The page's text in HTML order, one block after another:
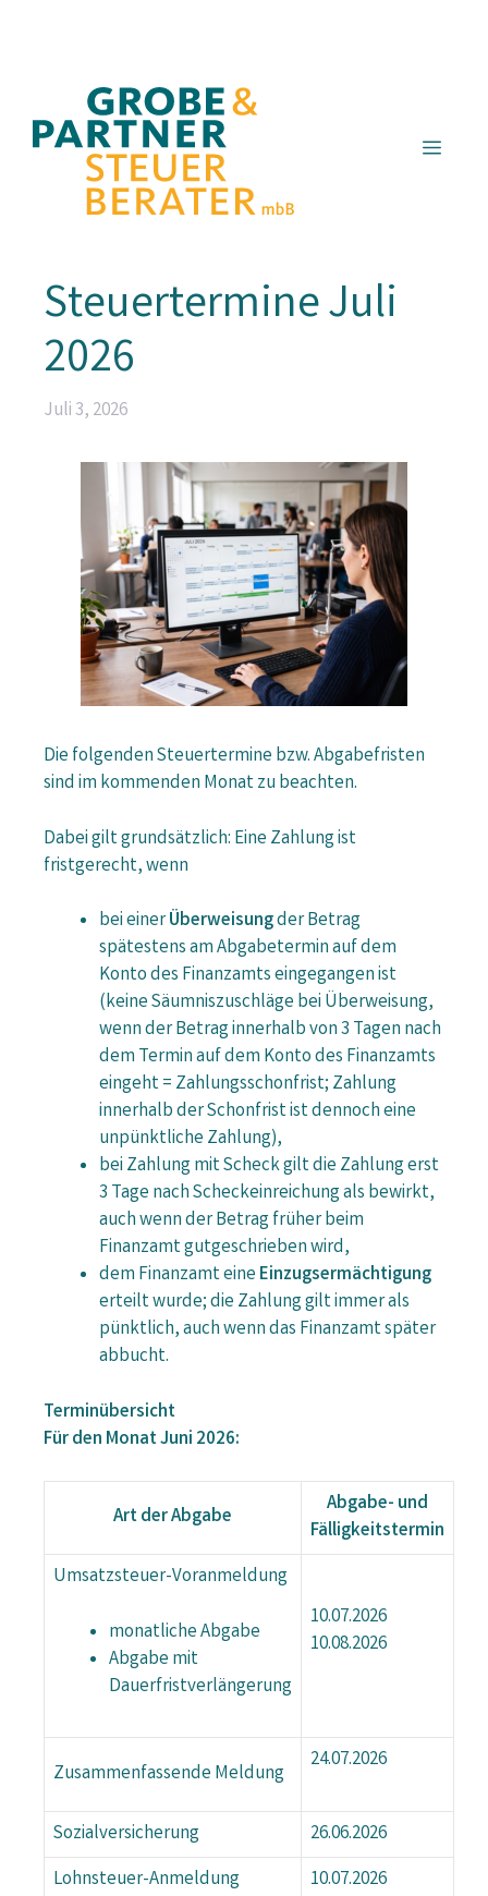
Menü
Steuertermine Juli
2026
Juli 3, 2026
Die folgenden Steuertermine bzw. Abgabefristen
sind im kommenden Monat zu beachten.
Dabei gilt grundsätzlich: Eine Zahlung ist
fristgerecht, wenn
bei einerÜberweisungder Betrag
spätestens am Abgabetermin auf dem
Konto des Finanzamts eingegangen ist
(keine Säumniszuschläge bei Überweisung,
wenn der Betrag innerhalb von 3 Tagen nach
dem Termin auf dem Konto des Finanzamts
eingeht = Zahlungsschonfrist; Zahlung
innerhalb der Schonfrist ist dennoch eine
unpünktliche Zahlung),
bei Zahlung mit Scheck gilt die Zahlung erst
3 Tage nach Scheckeinreichung als bewirkt,
auch wenn der Betrag früher beim
Finanzamt gutgeschrieben wird,
dem Finanzamt eine Einzugsermächtigung
erteilt wurde; die Zahlung gilt immer als
pünktlich, auch wenn das Finanzamt später
abbucht.
Terminübersicht
Für den Monat Juni 2026:
Art der Abgabe
Abgabe- und
Fälligkeitstermin
Umsatzsteuer-Voranmeldung
monatliche Abgabe
Abgabe mit
Dauerfristverlängerung
10.07.2026
10.08.2026
Zusammenfassende Meldung
24.07.2026
Sozialversicherung
26.06.2026
Lohnsteuer-Anmeldung
10.07.2026